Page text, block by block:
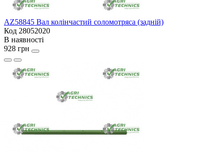
AZ58845 Вал колінчастий соломотряса (задній)
Код 28052020
В наявності
928 грн